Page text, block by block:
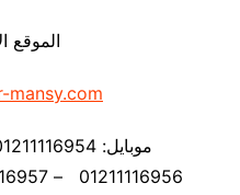
الموقع
mansy.com